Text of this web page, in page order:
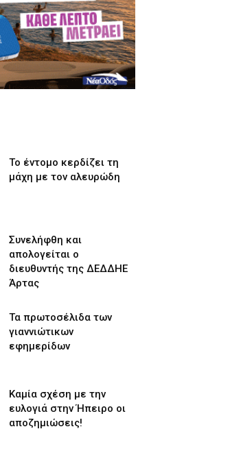
Το έντομο κερδίζει τη
μάχη με τον αλευρώδη
Συνελήφθη και
απολογείται ο
διευθυντής της ΔΕΔΔΗΕ
Άρτας
Τα πρωτοσέλιδα των
γιαννιώτικων
εφημερίδων
Καμία σχέση με την
ευλογιά στην Ήπειρο οι
αποζημιώσεις!